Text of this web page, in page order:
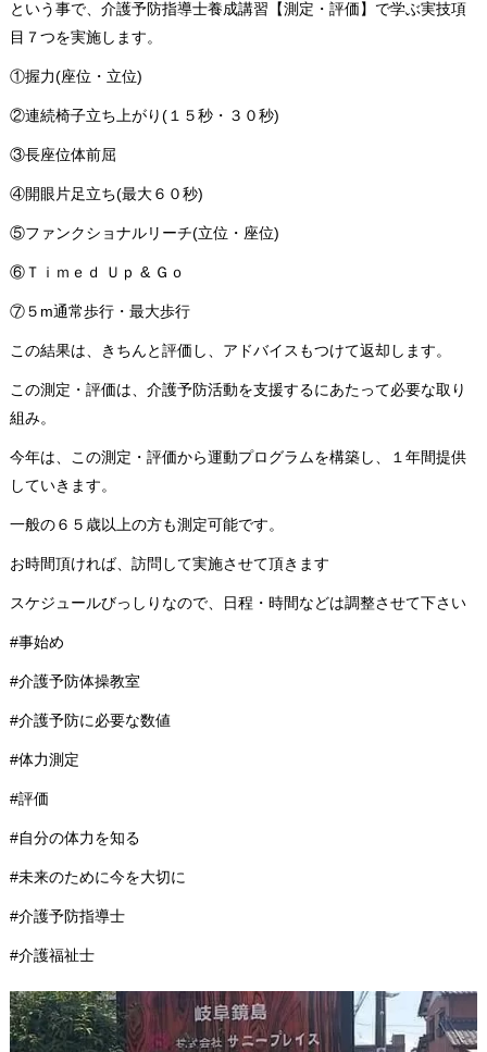
という事で、介護予防指導士養成講習【測定・評価】で学ぶ実技項
目７つを実施します。
①握力(座位・立位)
②連続椅子立ち上がり(１５秒・３０秒)
③長座位体前屈
④開眼片足立ち(最大６０秒)
⑤ファンクショナルリーチ(立位・座位)
⑥Ｔｉｍｅｄ Ｕｐ & Ｇｏ
⑦５m通常歩行・最大歩行
この結果は、きちんと評価し、アドバイスもつけて返却します。
この測定・評価は、介護予防活動を支援するにあたって必要な取り
組み。
今年は、この測定・評価から運動プログラムを構築し、１年間提供
していきます。
一般の６５歳以上の方も測定可能です。
お時間頂ければ、訪問して実施させて頂きます
スケジュールびっしりなので、日程・時間などは調整させて下さい
#事始め
#介護予防体操教室
#介護予防に必要な数値
#体力測定
#評価
#自分の体力を知る
#未来のために今を大切に
#介護予防指導士
#介護福祉士